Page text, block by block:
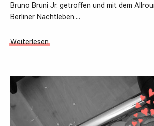
Bruno Bruni Jr. getroffen und mit dem
Berliner Nachtleben,…
Weiterlesen